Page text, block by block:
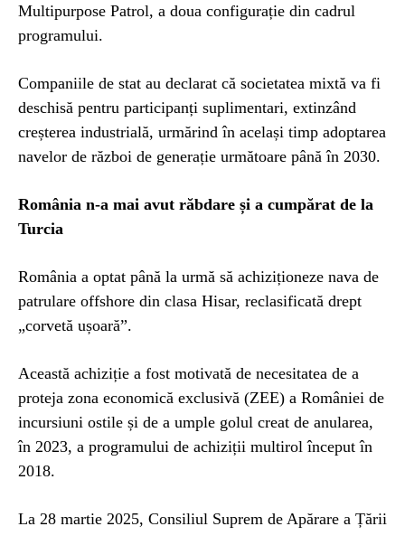
Multipurpose Patrol, a doua configurație din cadrul
programului.
Companiile de stat au declarat că societatea mixtă va fi
deschisă pentru participanți suplimentari, extinzând
creșterea industrială, urmărind în același timp adoptarea
navelor de război de generație următoare până în 2030.
România n-a mai avut răbdare și a cumpărat de la
Turcia
România a optat până la urmă să achiziționeze nava de
patrulare offshore din clasa Hisar, reclasificată drept
„corvetă ușoară”.
Această achiziție a fost motivată de necesitatea de a
proteja zona economică exclusivă (ZEE) a României de
incursiuni ostile și de a umple golul creat de anularea,
în 2023, a programului de achiziții multirol început în
2018.
La 28 martie 2025, Consiliul Suprem de Apărare a Țării